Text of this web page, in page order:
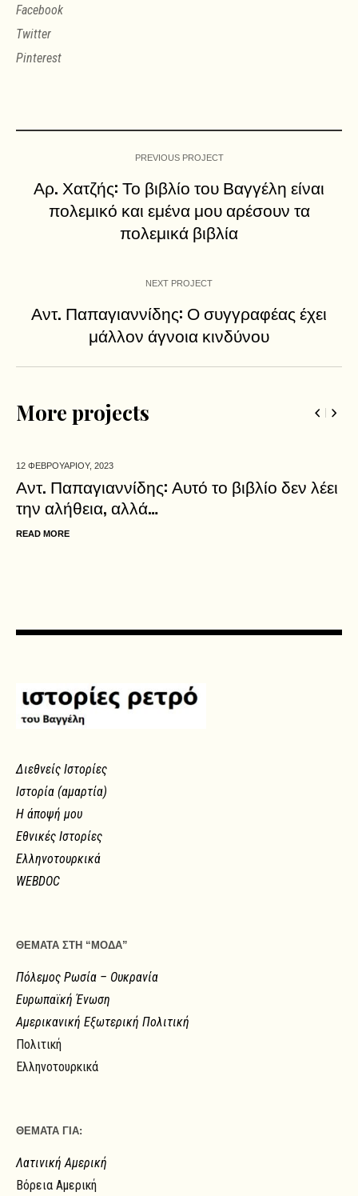
Facebook
Twitter
Pinterest
PREVIOUS PROJECT
Αρ. Χατζής: Το βιβλίο του Βαγγέλη είναι
πολεμικό και εμένα μου αρέσουν τα
πολεμικά βιβλία
NEXT PROJECT
Αντ. Παπαγιαννίδης: Ο συγγραφέας έχει
μάλλον άγνοια κινδύνου
More projects
12 ΦΕΒΡΟΥΑΡΙΟΥ, 2023
Αντ. Παπαγιαννίδης: Αυτό το βιβλίο δεν λέει
την αλήθεια, αλλά…
READ MORE
Διεθνείς Ιστορίες
Ιστορία (αμαρτία)
Η άποψή μου
Εθνικές Ιστορίες
Ελληνοτουρκικά
WEBDOC
ΘΕΜΑΤΑ ΣΤΗ “ΜΟΔΑ”
Πόλεμος Ρωσία – Ουκρανία
Ευρωπαϊκή Ένωση
Αμερικανική Εξωτερική Πολιτική
Πολιτική
Ελληνοτουρκικά
ΘΕΜΑΤΑ ΓΙΑ:
Λατινική Αμερική
Βόρεια Αμερική